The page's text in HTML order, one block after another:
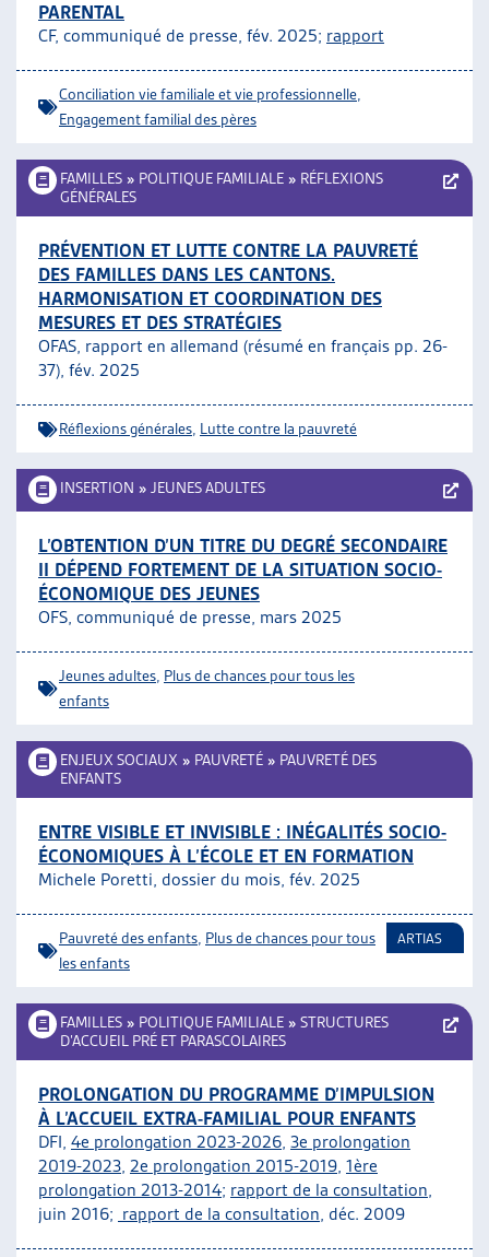
PARENTAL
CF, communiqué de presse, fév. 2025; rapport
Conciliation vie familiale et vie professionnelle
Engagement familial des pères
FAMILLES » POLITIQUE FAMILIALE » RÉFLEXIONS
GÉNÉRALES
PRÉVENTION ET LUTTE CONTRE LA PAUVRETÉ
DES FAMILLES DANS LES CANTONS.
HARMONISATION ET COORDINATION DES
MESURES ET DES STRATÉGIES
OFAS, rapport en allemand (résumé en français pp. 26-
37), fév. 2025
Réflexions générales Lutte contre la pauvreté
INSERTION » JEUNES ADULTES
L’OBTENTION D’UN TITRE DU DEGRÉ SECONDAIRE
II DÉPEND FORTEMENT DE LA SITUATION SOCIO-
ÉCONOMIQUE DES JEUNES
OFS, communiqué de presse, mars 2025
Jeunes adultes Plus de chances pour tous les
enfants
ENJEUX SOCIAUX » PAUVRETÉ » PAUVRETÉ DES
ENFANTS
ENTRE VISIBLE ET INVISIBLE : INÉGALITÉS SOCIO-
ÉCONOMIQUES À L’ÉCOLE ET EN FORMATION
Michele Poretti, dossier du mois, fév. 2025
Pauvreté des enfants Plus de chances pour tous
les enfants
ARTIAS
FAMILLES » POLITIQUE FAMILIALE » STRUCTURES
D’ACCUEIL PRÉ ET PARASCOLAIRES
PROLONGATION DU PROGRAMME D’IMPULSION
À L’ACCUEIL EXTRA-FAMILIAL POUR ENFANTS
DFI, 4e prolongation 2023-2026, 3e prolongation
2019-2023, 2e prolongation 2015-2019, 1ère
prolongation 2013-2014; rapport de la consultation,
juin 2016; rapport de la consultation, déc. 2009